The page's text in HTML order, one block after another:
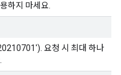
하지 마세요.
요청 시 최대 하나